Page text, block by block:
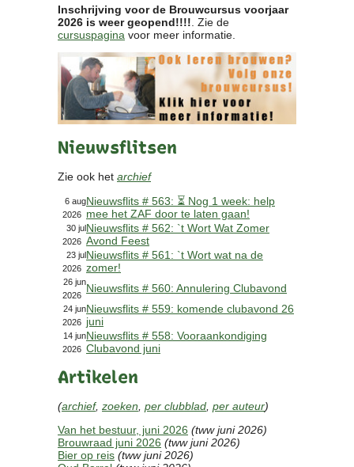
Inschrijving voor de Brouwcursus voorjaar
2026 is weer geopend!!!!. Zie de
cursuspagina voor meer informatie.
Nieuwsflitsen
Zie ook het archief
6 aug
2026
Nieuwsflits # 563: ⏳ Nog 1 week: help
mee het ZAF door te laten gaan!
30 jul
2026
Nieuwsflits # 562: `t Wort Wat Zomer
Avond Feest
23 jul
2026
Nieuwsflits # 561: `t Wort wat na de
zomer!
26 jun
2026
Nieuwsflits # 560: Annulering Clubavond
24 jun
2026
Nieuwsflits # 559: komende clubavond 26
juni
14 jun
2026
Nieuwsflits # 558: Vooraankondiging
Clubavond juni
Artikelen
(archief, zoeken per clubblad per auteur)
Van het bestuur, juni 2026 (tww juni 2026)
Brouwraad juni 2026 (tww juni 2026)
Bier op reis (tww juni 2026)
- Biersommeliers
Recepten
Recepten
Zoeken
Bericht
Lid worden
Brouwcursus
Artikelen
Foto's
Links
Nieuwsflitsen
Video
Inloggen